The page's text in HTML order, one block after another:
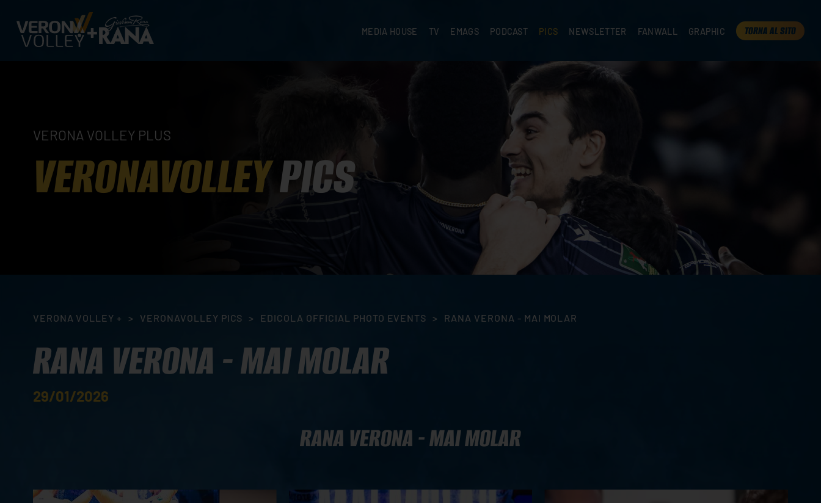
MEDIA HOUSE TV EMAGS PODCAST PICS NEWSLETTER FANWALL GRAPHIC TORNA AL SITO
VERONA VOLLEY PLUS
VERONAVOLLEYPICS
VERONA VOLLEY + > VERONAVOLLEY PICS > EDICOLA OFFICIAL PHOTO EVENTS > RANA VERONA - MAI MOLAR
RANA VERONA - MAI MOLAR
29/01/2026
RANA VERONA - MAI MOLAR